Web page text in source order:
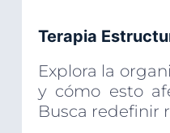
Terapia
Explora la
y cómo esto
Busca redefinir